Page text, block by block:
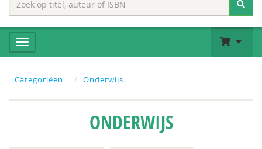
Categoriëen Onderwijs
ONDERWIJS